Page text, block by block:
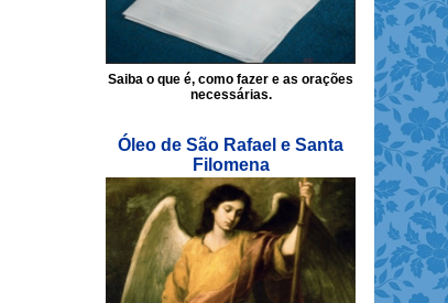
Saiba o que é, como fazer e as orações
necessárias.
Óleo de São Rafael e Santa
Filomena